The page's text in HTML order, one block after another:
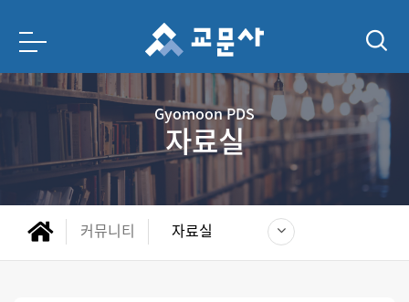
Gyomoon PDS
자료실
커뮤니티 자료실